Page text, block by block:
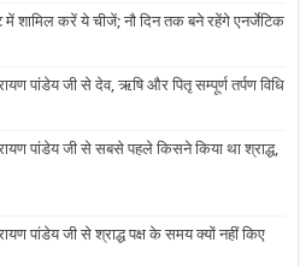
में शामिल करें ये चीजें; नौ दिन तक बने रहेंगे एनर्जेटिक
पांडेय जी से देव, ऋषि और पितृ सम्पूर्ण तर्पण विधि
पांडेय जी से सबसे पहले किसने किया था श्राद्ध,
पांडेय जी से श्राद्ध पक्ष के समय क्यों नहीं किए